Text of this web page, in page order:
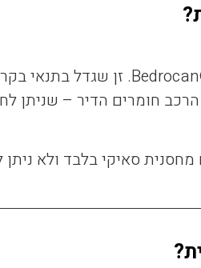
הרכב חומרים הדיר – שניתן